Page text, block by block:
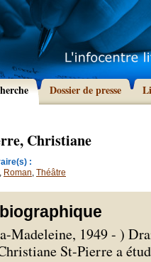
Dossier de presse
Christiane
:
, Roman, Théâtre
Madeleine, 1949 - )
St-Pierre a